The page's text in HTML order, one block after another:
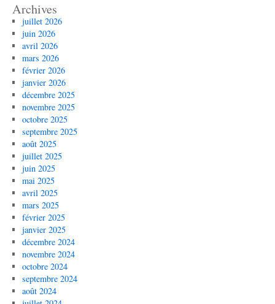
Archives
juillet 2026
juin 2026
avril 2026
mars 2026
février 2026
janvier 2026
décembre 2025
novembre 2025
octobre 2025
septembre 2025
août 2025
juillet 2025
juin 2025
mai 2025
avril 2025
mars 2025
février 2025
janvier 2025
décembre 2024
novembre 2024
octobre 2024
septembre 2024
août 2024